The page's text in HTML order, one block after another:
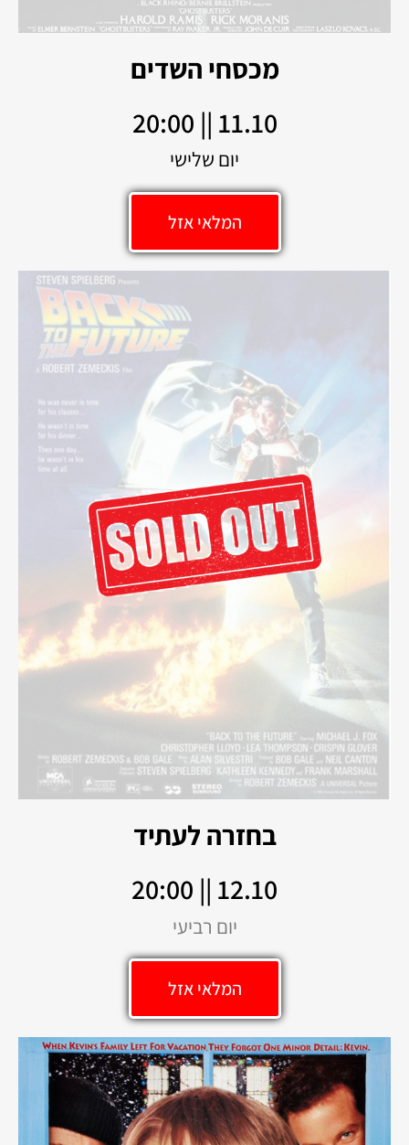
מכסחי השדים
11.10 || 20:00
יום שלישי
המלאי אזל
בחזרה לעתיד
12.10 || 20:00
יום רביעי
המלאי אזל